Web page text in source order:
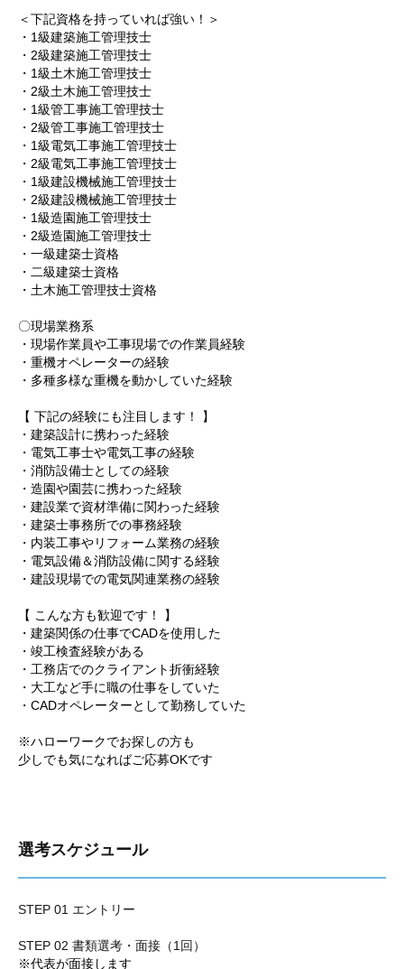
＜下記資格を持っていれば強い！＞
・1級建築施工管理技士
・2級建築施工管理技士
・1級土木施工管理技士
・2級土木施工管理技士
・1級管工事施工管理技士
・2級管工事施工管理技士
・1級電気工事施工管理技士
・2級電気工事施工管理技士
・1級建設機械施工管理技士
・2級建設機械施工管理技士
・1級造園施工管理技士
・2級造園施工管理技士
・一級建築士資格
・二級建築士資格
・土木施工管理技士資格
〇現場業務系
・現場作業員や工事現場での作業員経験
・重機オペレーターの経験
・多種多様な重機を動かしていた経験
【 下記の経験にも注目します！ 】
・建築設計に携わった経験
・電気工事士や電気工事の経験
・消防設備士としての経験
・造園や園芸に携わった経験
・建設業で資材準備に関わった経験
・建築士事務所での事務経験
・内装工事やリフォーム業務の経験
・電気設備＆消防設備に関する経験
・建設現場での電気関連業務の経験
【 こんな方も歓迎です！ 】
・建築関係の仕事でCADを使用した
・竣工検査経験がある
・工務店でのクライアント折衝経験
・大工など手に職の仕事をしていた
・CADオペレーターとして勤務していた
※ハローワークでお探しの方も
少しでも気になればご応募OKです
選考スケジュール
STEP 01 エントリー
STEP 02 書類選考・面接（1回）
※代表が面接します